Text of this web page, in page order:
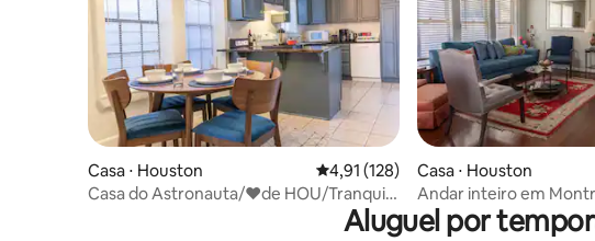
Casa ⋅ Houston 4,91 de uma avaliação média de 5,
4,91 (128)
Casa do Astronauta/❤de HOU/Tranquila
Casa ⋅ Houston
Andar inteiro em
Dwntwn MedCenter
Aluguel por